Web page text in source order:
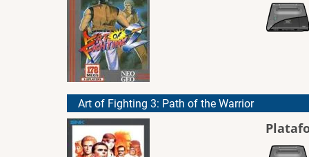
Art of Fighting 3: Path of the Warrior